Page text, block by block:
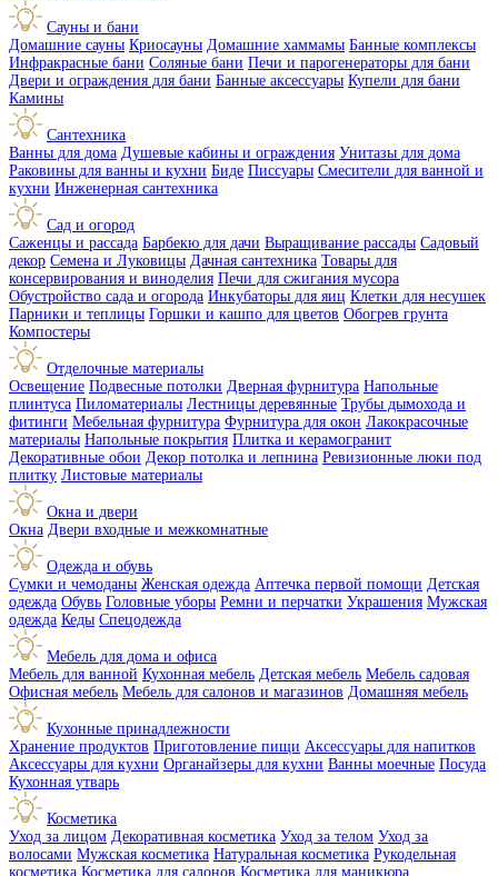
Сауны и бани
Домашние сауны Криосауны Домашние хаммамы Банные комплексы
Инфракрасные бани Соляные бани Печи и парогенераторы для бани
Двери и ограждения для бани Банные аксессуары Купели для бани
Камины
Сантехника
Ванны для дома Душевые кабины и ограждения Унитазы для дома
Раковины для ванны и кухни Биде Писсуары Смесители для ванной и
кухни Инженерная сантехника
Сад и огород
Саженцы и рассада Барбекю для дачи Выращивание рассады Садовый
декор Семена и Луковицы Дачная сантехника Товары для
консервирования и виноделия Печи для сжигания мусора
Обустройство сада и огорода Инкубаторы для яиц Клетки для несушек
Парники и теплицы Горшки и кашпо для цветов Обогрев грунта
Компостеры
Отделочные материалы
Освещение Подвесные потолки Дверная фурнитура Напольные
плинтуса Пиломатериалы Лестницы деревянные Трубы дымохода и
фитинги Мебельная фурнитура Фурнитура для окон Лакокрасочные
материалы Напольные покрытия Плитка и керамогранит
Декоративные обои Декор потолка и лепнина Ревизионные люки под
плитку Листовые материалы
Окна и двери
Окна Двери входные и межкомнатные
Одежда и обувь
Сумки и чемоданы Женская одежда Аптечка первой помощи Детская
одежда Обувь Головные уборы Ремни и перчатки Украшения Мужская
одежда Кеды Спецодежда
Мебель для дома и офиса
Мебель для ванной Кухонная мебель Детская мебель Мебель садовая
Офисная мебель Мебель для салонов и магазинов Домашняя мебель
Кухонные принадлежности
Хранение продуктов Приготовление пищи Аксессуары для напитков
Аксессуары для кухни Органайзеры для кухни Ванны моечные Посуда
Кухонная утварь
Косметика
Уход за лицом Декоративная косметика Уход за телом Уход за
волосами Мужская косметика Натуральная косметика Рукодельная
косметика Косметика для салонов Косметика для маникюра